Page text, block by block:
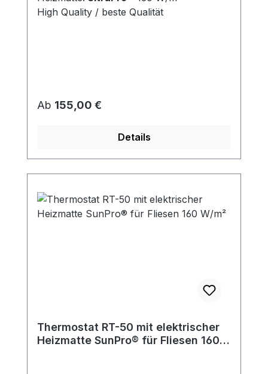
High Quality / beste Qualität
Regulärer Preis:
Ab 155,00 €
Details
Thermostat RT-50 mit elektrischer
Heizmatte SunPro® für Fliesen 160